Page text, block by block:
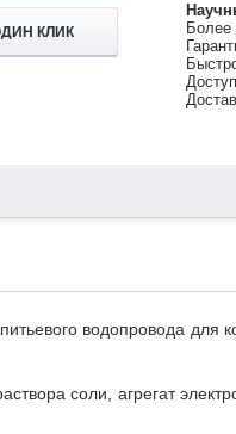
КЛИК
Более
водопровода для
соли, агрегат